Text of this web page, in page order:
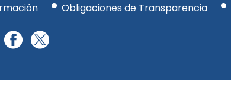
Obligaciones de Transparencia